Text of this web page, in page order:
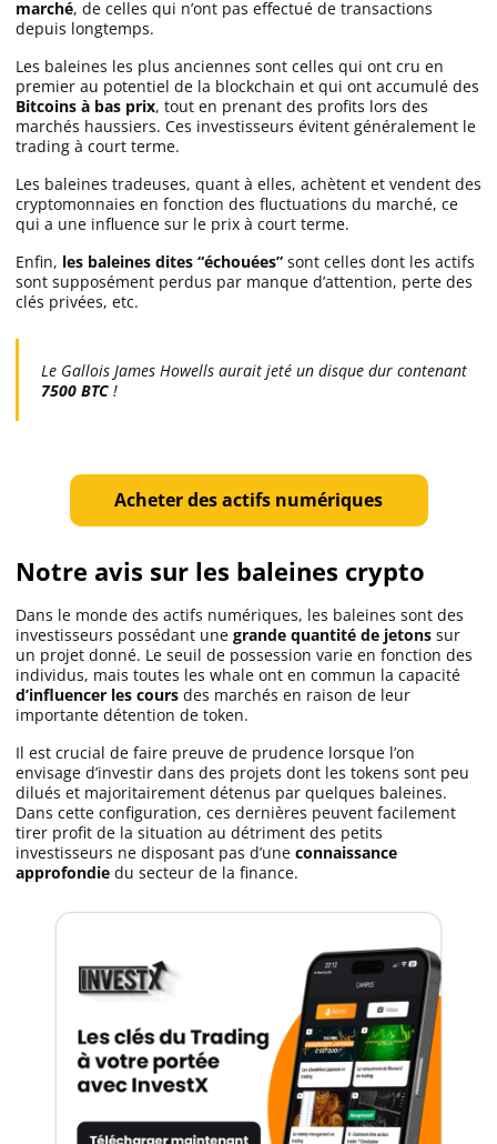
marché, de celles qui n’ont pas effectué de transactions
depuis longtemps.
Les baleines les plus anciennes sont celles qui ont cru en
premier au potentiel de la blockchain et qui ont accumulé des
Bitcoins à bas prix, tout en prenant des profits lors des
marchés haussiers. Ces investisseurs évitent généralement le
trading à court terme.
Les baleines tradeuses, quant à elles, achètent et vendent des
cryptomonnaies en fonction des fluctuations du marché, ce
qui a une influence sur le prix à court terme.
Enfin, les baleines dites “échouées” sont celles dont les actifs
sont supposément perdus par manque d’attention, perte des
clés privées, etc.
Le Gallois James Howells aurait jeté un disque dur contenant
7500 BTC !
Acheter des actifs numériques
Notre avis sur les baleines crypto
Dans le monde des actifs numériques, les baleines sont des
investisseurs possédant une grande quantité de jetons sur
un projet donné. Le seuil de possession varie en fonction des
individus, mais toutes les whale ont en commun la capacité
d’influencer les cours des marchés en raison de leur
importante détention de token.
Il est crucial de faire preuve de prudence lorsque l’on
envisage d’investir dans des projets dont les tokens sont peu
dilués et majoritairement détenus par quelques baleines.
Dans cette configuration, ces dernières peuvent facilement
tirer profit de la situation au détriment des petits
investisseurs ne disposant pas d’une connaissance
approfondie du secteur de la finance.